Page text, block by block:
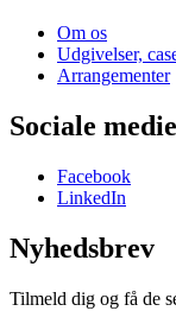
Om os
Udgivelser,
Arrangementer
Sociale
Facebook
LinkedIn
Nyhedsbrev
Tilmeld dig og få de